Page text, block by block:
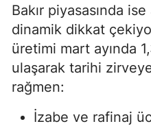
Bakır piyasasında
dinamik dikkat
üretimi mart ayında
ulaşarak tarihi
rağmen:
İzabe ve rafinaj